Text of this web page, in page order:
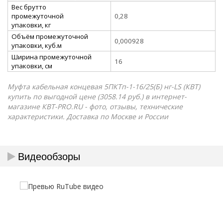
Вес брутто
промежуточной
упаковки, кг
0,28
Объём промежуточной
упаковки, куб.м
0,000928
Ширина промежуточной
упаковки, см
16
Муфта кабельная концевая 5ПКТп-1-16/25(Б) нг-LS (КВТ)
купить по выгодной цене (3058.14 руб.) в интернет-
магазине КВТ-PRO.RU - фото, отзывы, технические
характеристики. Доставка по Москве и России
Видеообзоры